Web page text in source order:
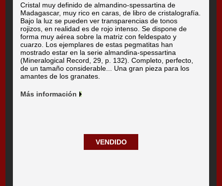
Cristal muy definido de almandino-spessartina de
Madagascar, muy rico en caras, de libro de cristalografía.
Bajo la luz se pueden ver transparencias de tonos
rojizos, en realidad es de rojo intenso. Se dispone de
forma muy aérea sobre la matriz con feldespato y
cuarzo. Los ejemplares de estas pegmatitas han
mostrado estar en la serie almandina-spessartina
(Mineralogical Record, 29, p. 132). Completo, perfecto,
de un tamaño considerable... Una gran pieza para los
amantes de los granates.
Más información
VENDIDO